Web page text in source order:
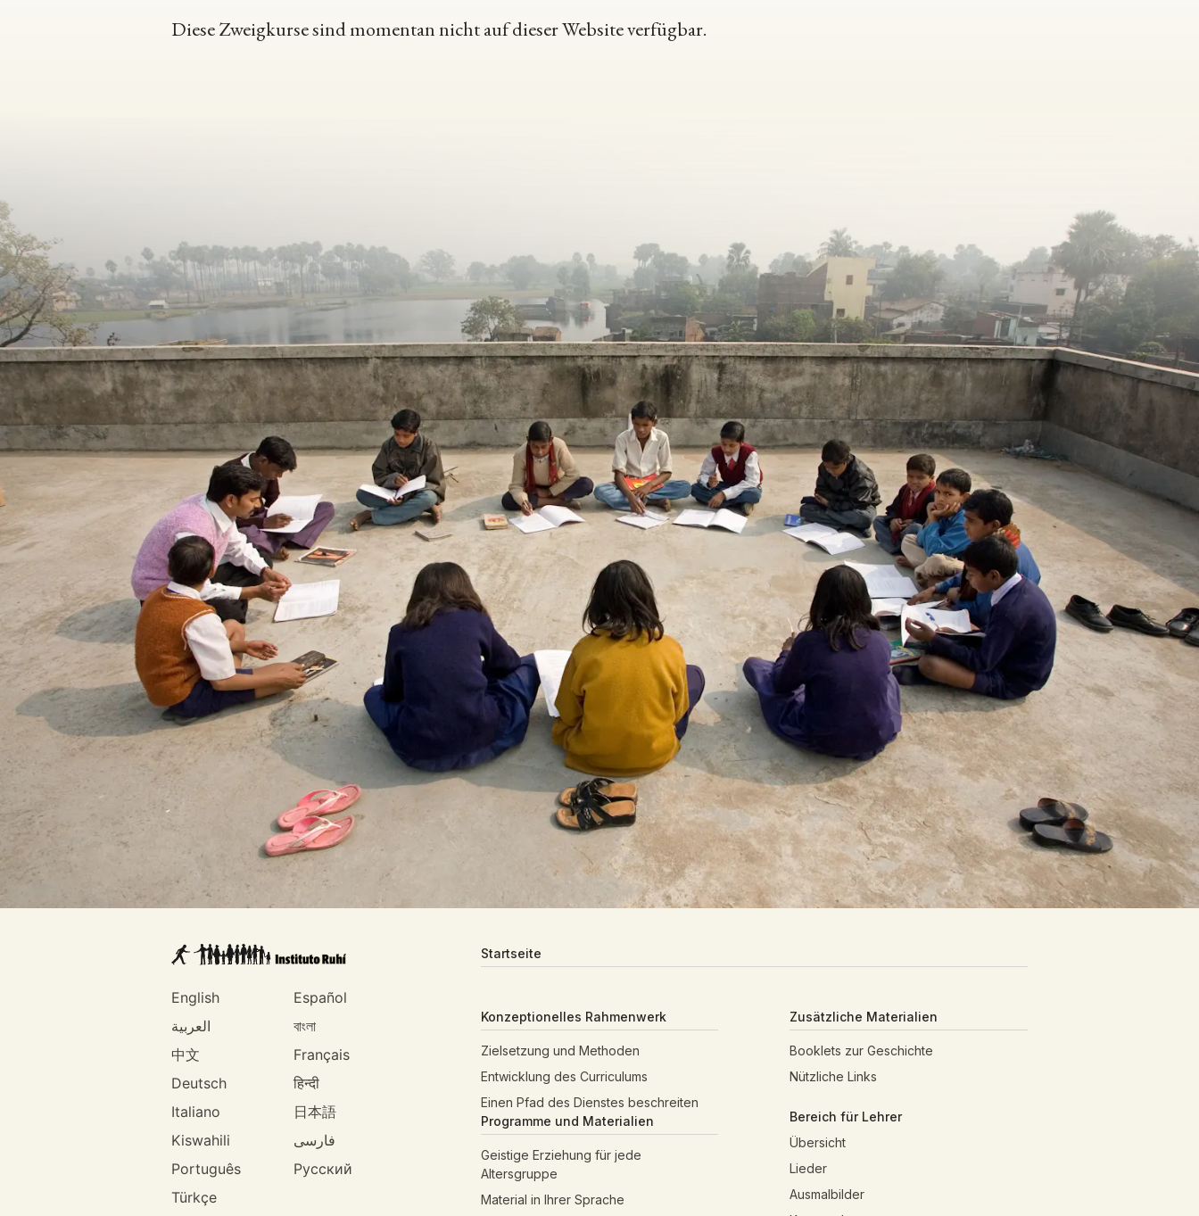
Diese Zweigkurse sind momentan nicht auf dieser Website verfügbar.
English
Español
العربية
বাংলা
中文
Français
Deutsch
हिन्दी
Italiano
日本語
Kiswahili
فارسی
Português
Русский
Türkçe
Startseite
Konzeptionelles Rahmenwerk
Zielsetzung und Methoden
Entwicklung des Curriculums
Einen Pfad des Dienstes beschreiten
Programme und Materialien
Geistige Erziehung für jede
Altersgruppe
Material in Ihrer Sprache
Zusätzliche Materialien
Booklets zur Geschichte
Nützliche Links
Bereich für Lehrer
Übersicht
Lieder
Ausmalbilder